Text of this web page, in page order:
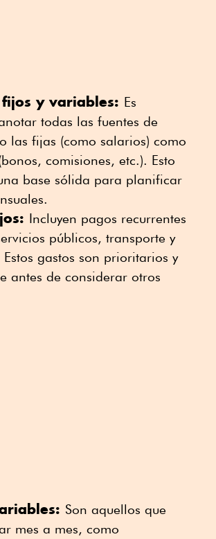
y variables: Es
todas las fuentes de
las fijas (como salarios) como
comisiones, etc.). Esto
base sólida para planificar
Incluyen pagos recurrentes
públicos, transporte y
gastos son prioritarios y
antes de considerar otros
Son aquellos que
mes a mes, como